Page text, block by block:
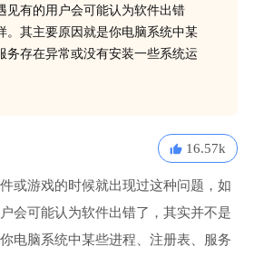
见有的用户会可能认为软件出错
。其主要原因就是你电脑系统中某
务存在异常或没有安装一些系统运
16.57k
或游戏的时候就出现过这种问题，如
会可能认为软件出错了，其实并不是
电脑系统中某些进程、注册表、服务